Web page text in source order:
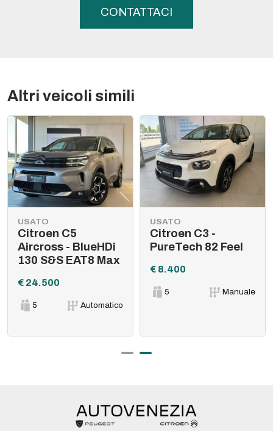
CONTATTACI
Altri veicoli simili
USATO
Citroen C5
Aircross - BlueHDi
130 S&S EAT8 Max
€ 24.500
5 Automatico
USATO
Citroen C3 -
PureTech 82 Feel
€ 8.400
5 Manuale